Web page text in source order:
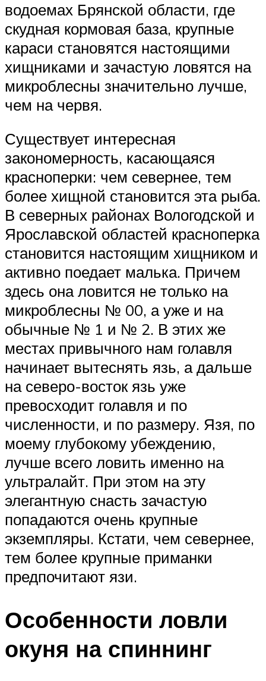
водоемах Брянской области, где
скудная кормовая база, крупные
караси становятся настоящими
хищниками и зачастую ловятся на
микроблесны значительно лучше,
чем на червя.
Существует интересная
закономерность, касающаяся
красноперки: чем севернее, тем
более хищной становится эта рыба.
В северных районах Вологодской и
Ярославской областей красноперка
становится настоящим хищником и
активно поедает малька. Причем
здесь она ловится не только на
микроблесны № 00, а уже и на
обычные № 1 и № 2. В этих же
местах привычного нам голавля
начинает вытеснять язь, а дальше
на северо-восток язь уже
превосходит голавля и по
численности, и по размеру. Язя, по
моему глубокому убеждению,
лучше всего ловить именно на
ультралайт. При этом на эту
элегантную снасть зачастую
попадаются очень крупные
экземпляры. Кстати, чем севернее,
тем более крупные приманки
предпочитают язи.
Особенности ловли
окуня на спиннинг